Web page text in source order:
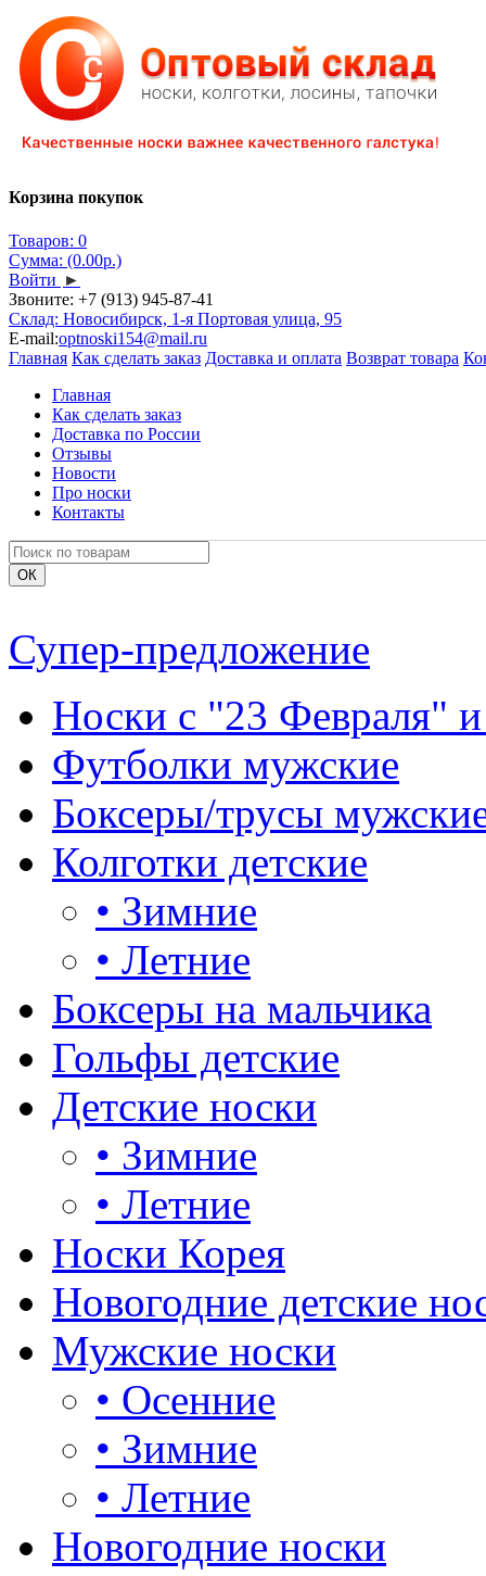
Корзина покупок
Товаров: 0
Сумма: (0.00р.)
Войти ►
Звоните: +7 (913) 945-87-41
Склад: Новосибирск, 1-я Портовая улица, 95
E-mail:optnoski154@mail.ru
Главная Как сделать заказ Доставка и оплата Возврат товара
Главная
Как сделать заказ
Доставка по России
Отзывы
Новости
Про носки
Контакты
Супер-предложение
Носки с "23 Февраля"
Футболки мужские
Боксеры/трусы
Колготки детские
• Зимние
• Летние
Боксеры на мальчика
Гольфы детские
Детские носки
• Зимние
• Летние
Носки Корея
Новогодние детские
Мужские носки
• Осенние
• Зимние
• Летние
Новогодние носки